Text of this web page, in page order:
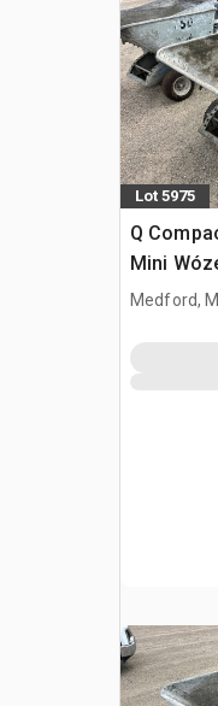
Lot 5975
Q
Mini
Medford,